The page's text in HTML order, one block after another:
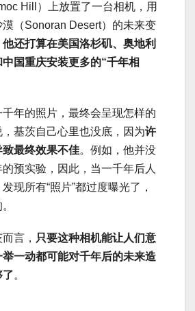
Hill）上放置了一台相机，用
（Sonoran Desert）的未来变
他还打算在美国洛杉矶、奥地利
国重庆安装更多的“千年相
年的照片，最终会呈现怎样的
基茨自己心里也没底，因为许
最终效果不佳。例如，他并没
预实验，因此，当一千年后人
现所有“照片”都过度曝光了，
言， 只要这种相机能让人们意
一动都可能对千年后的未来造
了。